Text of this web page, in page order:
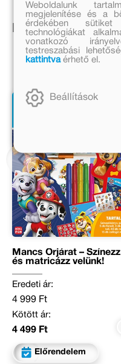
Ezek is
Mancs Őrjárat – Színezz
és matricázz velünk!
Eredeti ár:
4 999 Ft
Kötött ár:
4 499 Ft
Előrendelem
Weboldalunk
megjelenítése és a
érdekében
technológiákat
vonatkozó
testreszabási
kattintvaérhető el.
Beállítások